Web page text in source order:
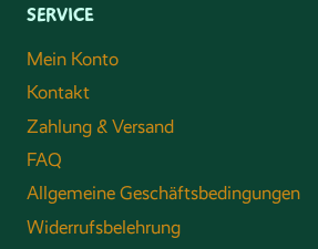
SERVICE
Mein Konto
Kontakt
Zahlung & Versand
FAQ
Allgemeine Geschäftsbedingungen
Widerrufsbelehrung